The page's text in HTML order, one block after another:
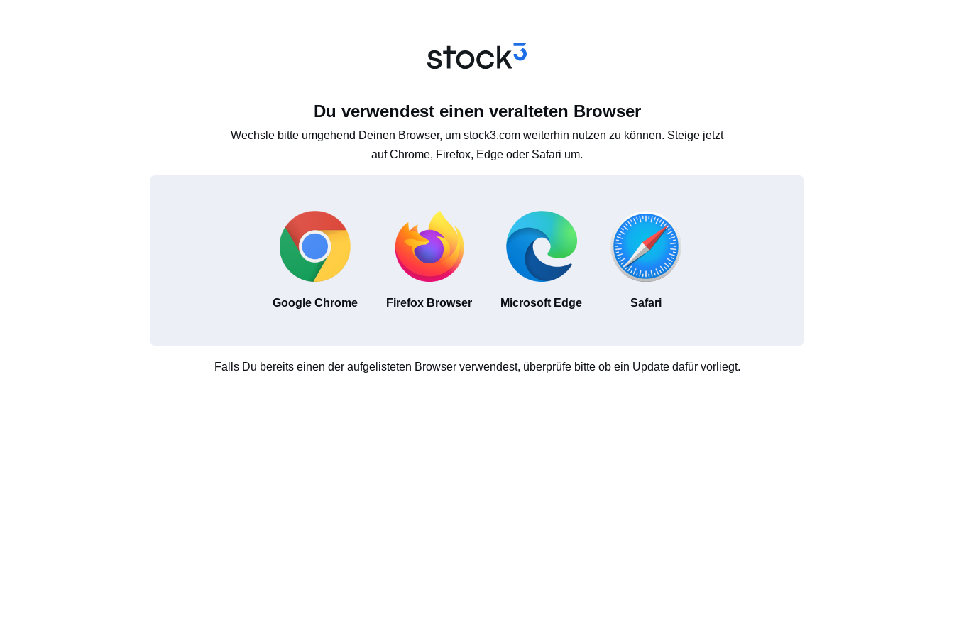
Du verwendest einen veralteten Browser
Wechsle bitte umgehend Deinen Browser, um stock3.com weiterhin nutzen zu können. Steige jetzt
auf Chrome, Firefox, Edge oder Safari um.
Google Chrome Firefox Browser Microsoft Edge Safari
Falls Du bereits einen der aufgelisteten Browser verwendest, überprüfe bitte ob ein Update dafür vorliegt.